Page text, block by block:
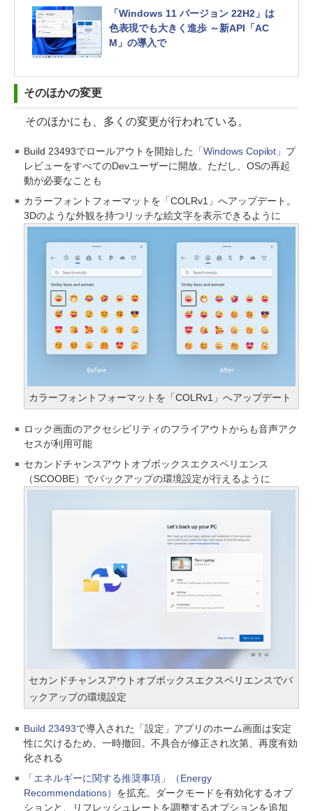
「Windows 11 バージョン 22H2」は
色表現でも大きく進歩 ～新API「AC
M」の導入で
そのほかの変更
そのほかにも、多くの変更が行われている。
Build 23493でロールアウトを開始した 「Windows Copilot」 プ
レビューをすべてのDevユーザーに開放。ただし、OSの再起
動が必要なことも
カラーフォントフォーマットを「COLRv1」へアップデート。
3Dのような外観を持つリッチな絵文字を表示できるように
カラーフォントフォーマットを「COLRv1」へアップデート
ロック画面のアクセシビリティのフライアウトからも音声アク
セスが利用可能
セカンドチャンスアウトオブボックスエクスペリエンス
（SCOOBE）でバックアップの環境設定が行えるように
セカンドチャンスアウトオブボックスエクスペリエンスでバ
ックアップの環境設定
Build 23493で導入された「設定」アプリのホーム画面は安定
性に欠けるため、一時撤回。不具合が修正され次第、再度有効
化される
「エネルギーに関する推奨事項」（Energy
Recommendations） を拡充。ダークモードを有効化するオプ
ションと、リフレッシュレートを調整するオプションを追加